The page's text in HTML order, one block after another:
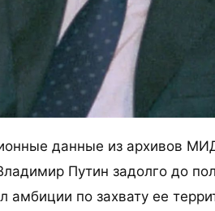
данные из архивов
Путин задолго до
по захвату ее